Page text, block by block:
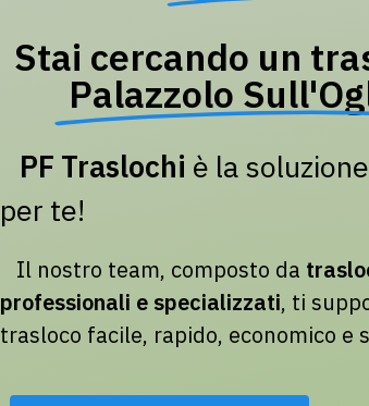
Stai cercando un
Palazzolo
PF Traslochi è la
per te!
Il nostro team, composto da
professionali e specializzati, ti
trasloco facile, rapido, economico e